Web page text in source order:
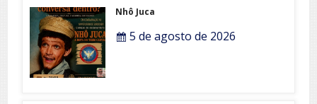
Nhô Juca
5 de agosto de 2026